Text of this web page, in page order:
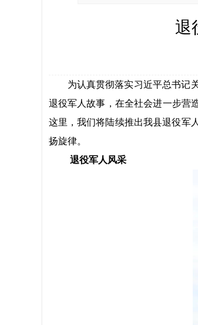
退
为认真贯彻落实习近平总书记
退役军人故事，在全社会进一步营
这里，我们将陆续推出我县退役军
扬旋律。
退役军人风采